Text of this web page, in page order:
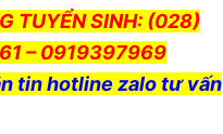
TUYỂN SINH: (028)
– 0919397969
tin hotline zalo tư vấn